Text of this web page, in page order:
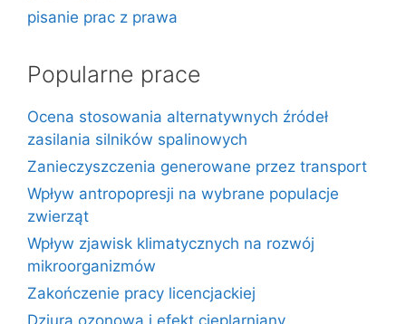
pisanie prac z prawa
Popularne prace
Ocena stosowania alternatywnych źródeł
zasilania silników spalinowych
Zanieczyszczenia generowane przez transport
Wpływ antropopresji na wybrane populacje
zwierząt
Wpływ zjawisk klimatycznych na rozwój
mikroorganizmów
Zakończenie pracy licencjackiej
Dziura ozonowa i efekt cieplarniany